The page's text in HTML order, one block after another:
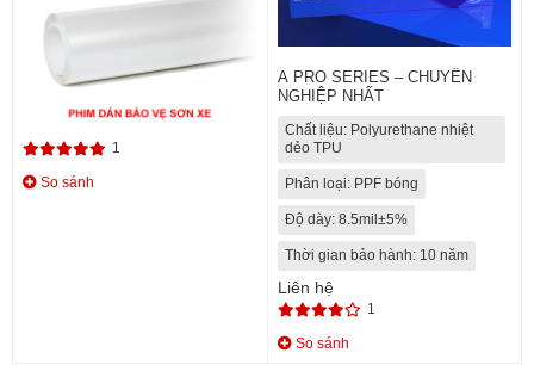
PHIM PPF 3M BẢO VỆ SƠN XE
1
So sánh
A PRO SERIES – CHUYÊN
NGHIỆP NHẤT
Chất liệu: Polyurethane nhiệt
dẻo TPU
Phân loại: PPF bóng
Độ dày: 8.5mil±5%
Thời gian bảo hành: 10 năm
Liên hệ
1
So sánh